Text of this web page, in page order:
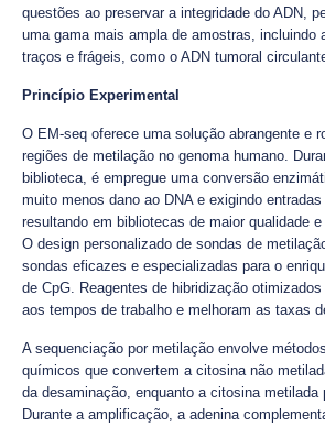
questões ao preservar a integridade do ADN,
uma gama mais ampla de amostras, incluindo
traços e frágeis, como o ADN tumoral
Princípio Experimental
O EM-seq oferece uma solução abrangente e
regiões de metilação no genoma humano.
biblioteca, é empregue uma conversão
muito menos dano ao DNA e exigindo
resultando em bibliotecas de maior qualidade
O design personalizado de sondas de
sondas eficazes e especializadas para o
de CpG. Reagentes de hibridização
aos tempos de trabalho e melhoram as taxas
A sequenciação por metilação envolve
químicos que convertem a citosina não
da desaminação, enquanto a citosina metilada
Durante a amplificação, a adenina